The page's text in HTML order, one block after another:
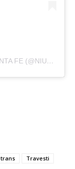
A POST SHARED BY NI UNA MENOS SANTA FE (@NIUNAMENOS.SF)
trans
Travesti